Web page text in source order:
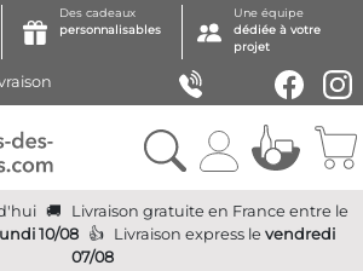
Des cadeaux
personnalisables
Une équipe
dédiée à votre
projet
Livraison gratuite en France entre le
lundi 10/08 Livraison expressle vendredi
07/08